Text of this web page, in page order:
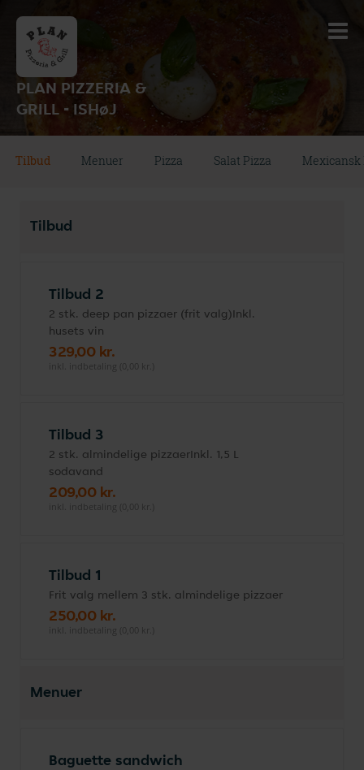
PLAN PIZZERIA &
GRILL - ISHøJ
Tilbud Menuer Pizza Salat Pizza Mexicansk
Tilbud
Tilbud 2
2 stk. deep pan pizzaer (frit valg)Inkl.
husets vin
329,00 kr.
inkl. indbetaling (0,00 kr.)
Tilbud 3
2 stk. almindelige pizzaerInkl. 1,5 L
sodavand
209,00 kr.
inkl. indbetaling (0,00 kr.)
Tilbud 1
Frit valg mellem 3 stk. almindelige pizzaer
250,00 kr.
inkl. indbetaling (0,00 kr.)
Menuer
Baguette sandwich